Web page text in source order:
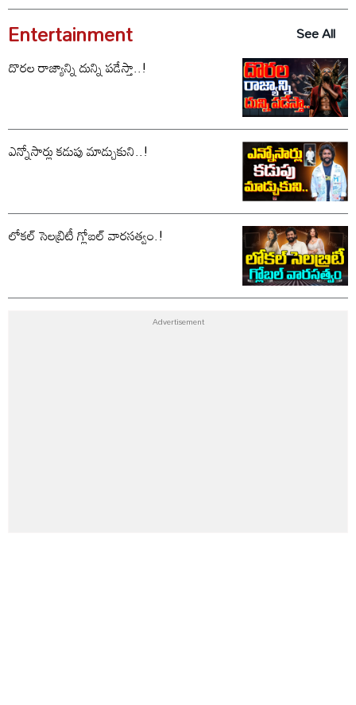
Entertainment
See All
దొరల రాజ్యాన్ని దున్ని పడేస్తా..!
ఎన్నోసార్లు కడుపు మాడ్చుకుని..!
లోకల్ సెలబ్రిటీ గ్లోబల్ వారసత్వం.!